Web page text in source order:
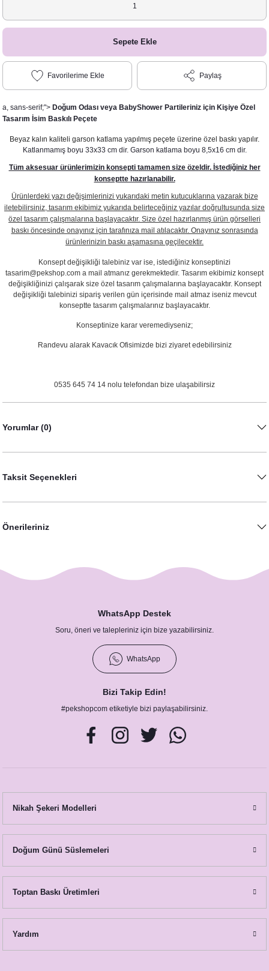
Sepete Ekle
Paylaş
a, sans-serif;"> Doğum Odası veya BabyShower Partileriniz için Kişiye Özel
Tasarım İsim Baskılı Peçete
Beyaz kalın kaliteli garson katlama yapılmış peçete üzerine özel baskı yapılır.
Katlanmamış boyu 33x33 cm dir. Garson katlama boyu 8,5x16 cm dir.
Tüm aksesuar ürünlerimizin konsepti tamamen size özeldir. İstediğiniz her
konseptte hazırlanabilir.
Ürünlerdeki yazı değişimlerinizi yukarıdaki metin kutucuklarına yazarak bize
iletebilirsiniz, tasarım ekibimiz yukarıda belirteceğiniz yazılar doğrultusunda size
özel tasarım çalışmalarına başlayacaktır. Size özel hazırlanmış ürün görselleri
baskı öncesinde onayınız için tarafınıza mail atılacaktır. Onayınız sonrasında
ürünlerinizin baskı aşamasına geçilecektir.
Konsept değişikliği talebiniz var ise, istediğiniz konseptinizi
tasarim@pekshop.com a mail atmanız gerekmektedir. Tasarım ekibimiz konsept
değişikliğinizi çalışarak size özel tasarım çalışmalarına başlayacaktır. Konsept
değişikliği talebinizi sipariş verilen gün içerisinde mail atmaz iseniz mevcut
konseptte tasarım çalışmalarınız başlayacaktır.
Konseptinize karar veremediyseniz;
Randevu alarak Kavacık Ofisimizde bizi ziyaret edebilirsiniz
0535 645 74 14 nolu telefondan bize ulaşabilirsiz
Yorumlar (0)
Taksit Seçenekleri
Önerileriniz
WhatsApp Destek
Soru, öneri ve talepleriniz için bize yazabilirsiniz.
WhatsApp
Bizi Takip Edin!
#pekshopcom etiketiyle bizi paylaşabilirsiniz.
Nikah Şekeri Modelleri
Doğum Günü Süslemeleri
Toptan Baskı Üretimleri
Yardım